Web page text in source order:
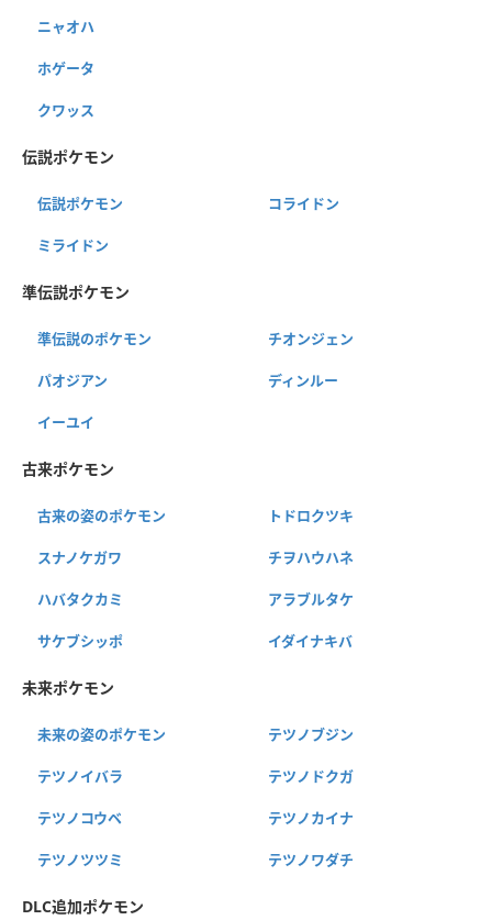
ニャオハ
ホゲータ
クワッス
伝説ポケモン
伝説ポケモン コライドン
ミライドン
準伝説ポケモン
準伝説のポケモン チオンジェン
パオジアン ディンルー
イーユイ
古来ポケモン
古来の姿のポケモン トドロクツキ
スナノケガワ チヲハウハネ
ハバタクカミ アラブルタケ
サケブシッポ イダイナキバ
未来ポケモン
未来の姿のポケモン テツノブジン
テツノイバラ テツノドクガ
テツノコウベ テツノカイナ
テツノツツミ テツノワダチ
DLC追加ポケモン